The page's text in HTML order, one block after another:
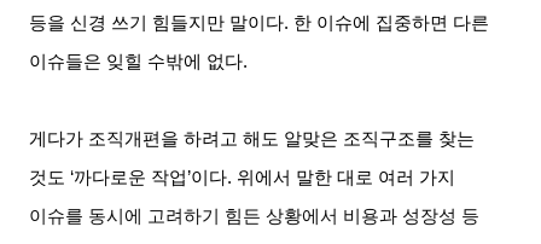
등을 신경 쓰기 힘들지만 말이다. 한 이슈에 집중하면 다른
이슈들은 잊힐 수밖에 없다.
게다가 조직개편을 하려고 해도 알맞은 조직구조를 찾는
것도 ‘까다로운 작업’이다. 위에서 말한 대로 여러 가지
이슈를 동시에 고려하기 힘든 상황에서 비용과 성장성 등